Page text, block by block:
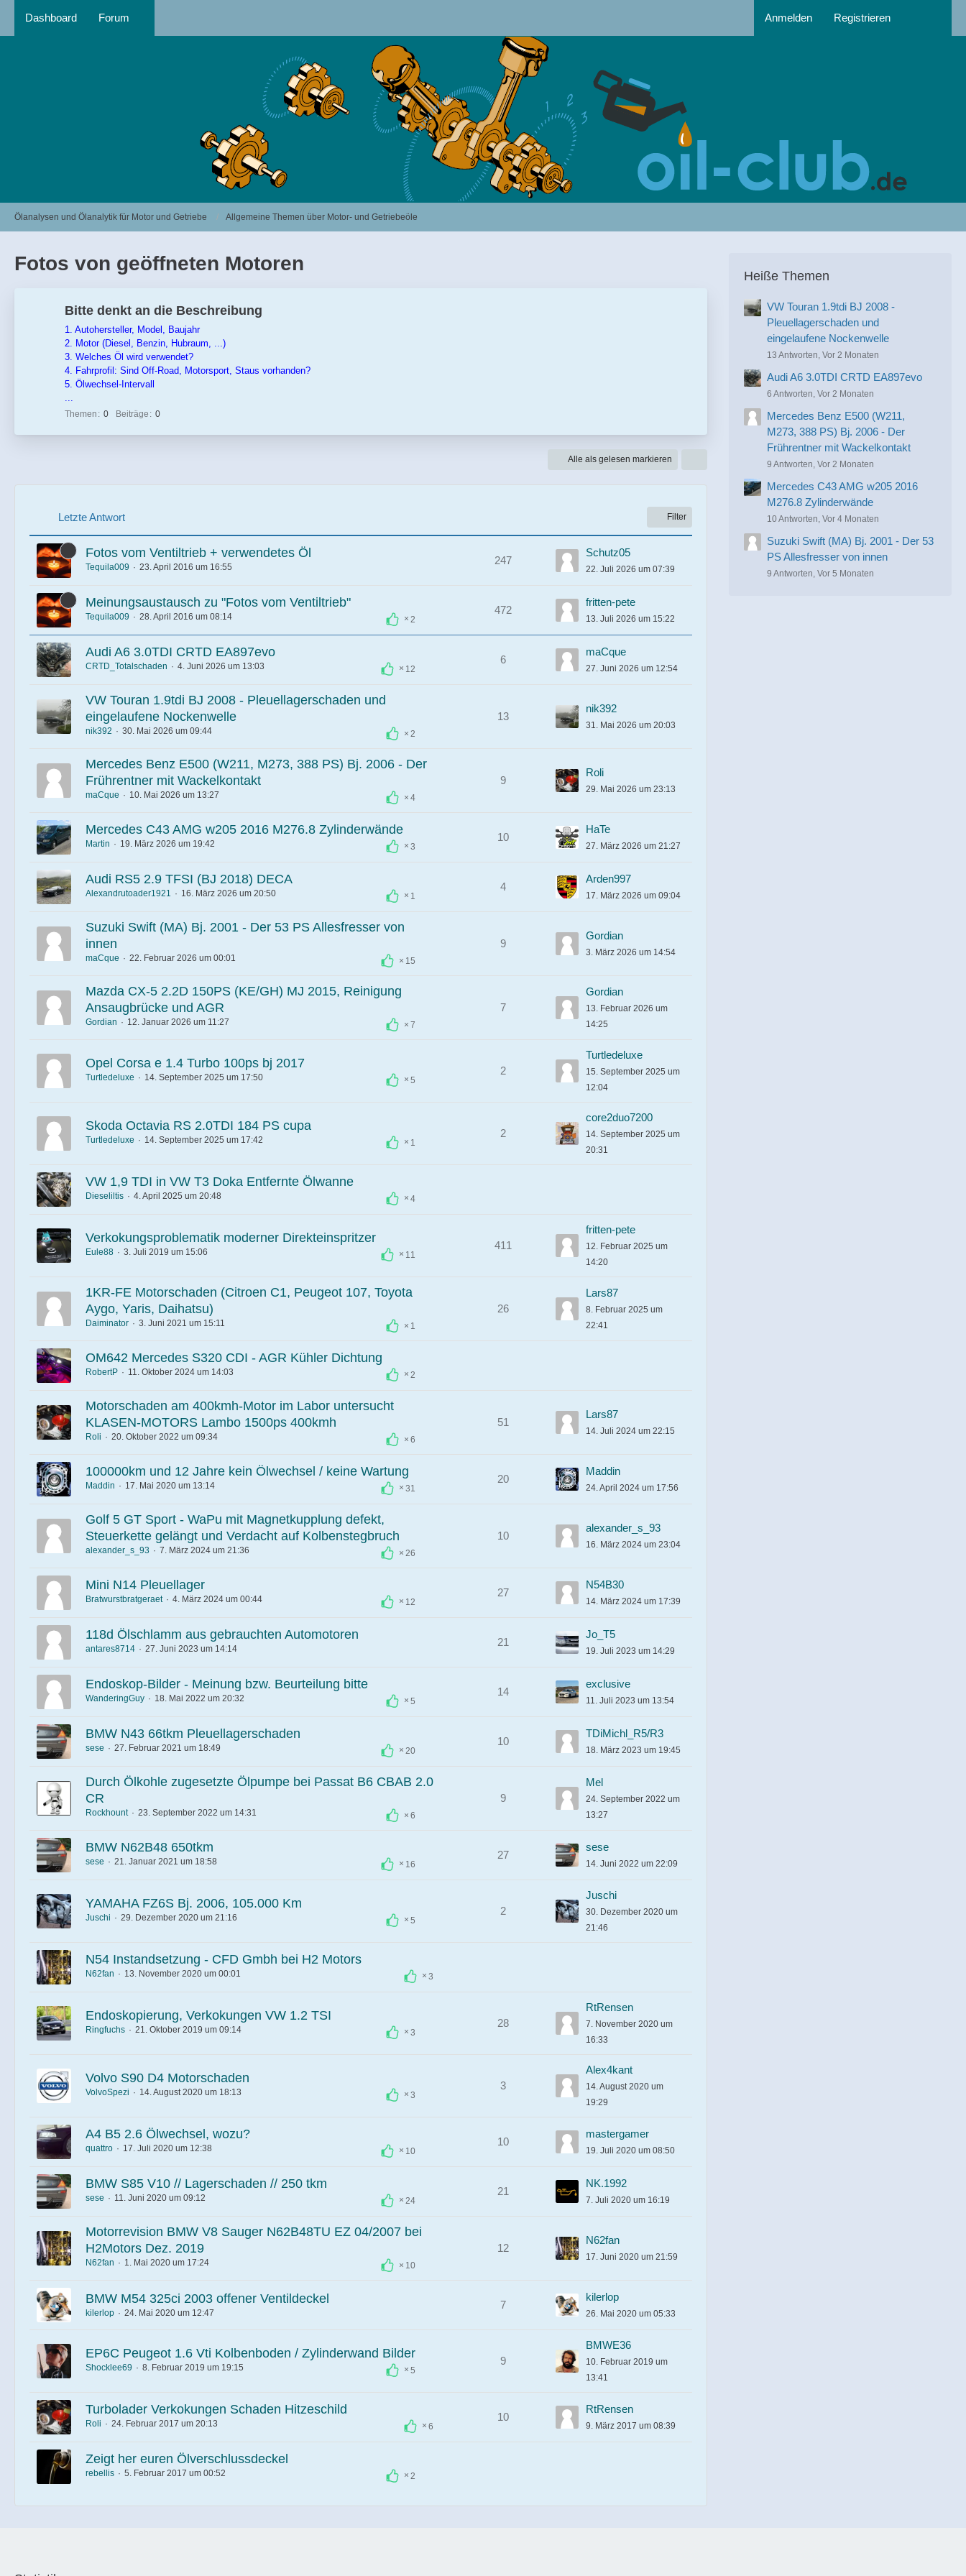
Dashboard Forum Anmelden Registrieren
Ölanalysen und Ölanalytik für Motor und Getriebe Allgemeine Themen über Motor- und Getriebeöle
Fotos von geöffneten Motoren
Bitte denkt an die Beschreibung
1. Autohersteller, Model, Baujahr
2. Motor (Diesel, Benzin, Hubraum, ...)
3. Welches Öl wird verwendet?
4. Fahrprofil: Sind Off-Road, Motorsport, Staus vorhanden?
5. Ölwechsel-Intervall
...
Themen 0 Beiträge 0
Alle als gelesen markieren
Letzte Antwort Filter
Fotos vom Ventiltrieb + verwendetes Öl
Tequila009 23. April 2016 um 16:55
247
Schutz05
22. Juli 2026 um 07:39
Meinungsaustausch zu "Fotos vom Ventiltrieb"
2
Tequila009 28. April 2016 um 08:14
472
fritten-pete
13. Juli 2026 um 15:22
Audi A6 3.0TDI CRTD EA897evo
12
CRTD_Totalschaden 4. Juni 2026 um 13:03
6
maCque
27. Juni 2026 um 12:54
VW Touran 1.9tdi BJ 2008 - Pleuellagerschaden und
eingelaufene Nockenwelle
2
nik392 30. Mai 2026 um 09:44
13
nik392
31. Mai 2026 um 20:03
Mercedes Benz E500 (W211, M273, 388 PS) Bj. 2006 - Der
Frührentner mit Wackelkontakt
4
maCque 10. Mai 2026 um 13:27
9
Roli
29. Mai 2026 um 23:13
Mercedes C43 AMG w205 2016 M276.8 Zylinderwände
3
Martin 19. März 2026 um 19:42
10
HaTe
27. März 2026 um 21:27
Audi RS5 2.9 TFSI (BJ 2018) DECA
1
Alexandrutoader1921 16. März 2026 um 20:50
4
Arden997
17. März 2026 um 09:04
Suzuki Swift (MA) Bj. 2001 - Der 53 PS Allesfresser von
innen
15
maCque 22. Februar 2026 um 00:01
9
Gordian
3. März 2026 um 14:54
Mazda CX-5 2.2D 150PS (KE/GH) MJ 2015, Reinigung
Ansaugbrücke und AGR
7
Gordian 12. Januar 2026 um 11:27
7
Gordian
13. Februar 2026 um
14:25
Opel Corsa e 1.4 Turbo 100ps bj 2017
5
Turtledeluxe 14. September 2025 um 17:50
2
Turtledeluxe
15. September 2025 um
12:04
Skoda Octavia RS 2.0TDI 184 PS cupa
1
Turtledeluxe 14. September 2025 um 17:42
2
core2duo7200
14. September 2025 um
20:31
VW 1,9 TDI in VW T3 Doka Entfernte Ölwanne
4
Dieseliltis 4. April 2025 um 20:48
Verkokungsproblematik moderner Direkteinspritzer
11
Eule88 3. Juli 2019 um 15:06
411
fritten-pete
12. Februar 2025 um
14:20
1KR-FE Motorschaden (Citroen C1, Peugeot 107, Toyota
Aygo, Yaris, Daihatsu)
1
Daiminator 3. Juni 2021 um 15:11
26
Lars87
8. Februar 2025 um
22:41
OM642 Mercedes S320 CDI - AGR Kühler Dichtung
2
RobertP 11. Oktober 2024 um 14:03
Motorschaden am 400kmh-Motor im Labor untersucht
KLASEN-MOTORS Lambo 1500ps 400kmh
6
Roli 20. Oktober 2022 um 09:34
51
Lars87
14. Juli 2024 um 22:15
100000km und 12 Jahre kein Ölwechsel / keine Wartung
31
Maddin 17. Mai 2020 um 13:14
20
Maddin
24. April 2024 um 17:56
Golf 5 GT Sport - WaPu mit Magnetkupplung defekt,
Steuerkette gelängt und Verdacht auf Kolbenstegbruch
26
alexander_s_93 7. März 2024 um 21:36
10
alexander_s_93
16. März 2024 um 23:04
Mini N14 Pleuellager
12
Bratwurstbratgeraet 4. März 2024 um 00:44
27
N54B30
14. März 2024 um 17:39
118d Ölschlamm aus gebrauchten Automotoren
antares8714 27. Juni 2023 um 14:14
21
Jo_T5
19. Juli 2023 um 14:29
Endoskop-Bilder - Meinung bzw. Beurteilung bitte
5
WanderingGuy 18. Mai 2022 um 20:32
14
exclusive
11. Juli 2023 um 13:54
BMW N43 66tkm Pleuellagerschaden
20
sese 27. Februar 2021 um 18:49
10
TDiMichl_R5/R3
18. März 2023 um 19:45
Durch Ölkohle zugesetzte Ölpumpe bei Passat B6 CBAB 2.0
CR
6
Rockhount 23. September 2022 um 14:31
9
Mel
24. September 2022 um
13:27
BMW N62B48 650tkm
16
sese 21. Januar 2021 um 18:58
27
sese
14. Juni 2022 um 22:09
YAMAHA FZ6S Bj. 2006, 105.000 Km
5
Juschi 29. Dezember 2020 um 21:16
2
Juschi
30. Dezember 2020 um
21:46
N54 Instandsetzung - CFD Gmbh bei H2 Motors
3
N62fan 13. November 2020 um 00:01
Endoskopierung, Verkokungen VW 1.2 TSI
3
Ringfuchs 21. Oktober 2019 um 09:14
28
RtRensen
7. November 2020 um
16:33
Volvo S90 D4 Motorschaden
3
VolvoSpezi 14. August 2020 um 18:13
3
Alex4kant
14. August 2020 um
19:29
A4 B5 2.6 Ölwechsel, wozu?
10
quattro 17. Juli 2020 um 12:38
10
mastergamer
19. Juli 2020 um 08:50
BMW S85 V10 // Lagerschaden // 250 tkm
24
sese 11. Juni 2020 um 09:12
21
NK.1992
7. Juli 2020 um 16:19
Motorrevision BMW V8 Sauger N62B48TU EZ 04/2007 bei
H2Motors Dez. 2019
10
N62fan 1. Mai 2020 um 17:24
12
N62fan
17. Juni 2020 um 21:59
BMW M54 325ci 2003 offener Ventildeckel
kilerlop 24. Mai 2020 um 12:47
7
kilerlop
26. Mai 2020 um 05:33
EP6C Peugeot 1.6 Vti Kolbenboden / Zylinderwand​ Bilder
5
Shocklee69 8. Februar 2019 um 19:15
9
BMWE36
10. Februar 2019 um
13:41
Turbolader Verkokungen Schaden Hitzeschild
6
Roli 24. Februar 2017 um 20:13
10
RtRensen
9. März 2017 um 08:39
Zeigt her euren Ölverschlussdeckel
2
rebellis 5. Februar 2017 um 00:52
Heiße Themen
VW Touran 1.9tdi BJ 2008 -
Pleuellagerschaden und
eingelaufene Nockenwelle
13 Antworten, Vor 2 Monaten
Audi A6 3.0TDI CRTD EA897evo
6 Antworten, Vor 2 Monaten
Mercedes Benz E500 (W211,
M273, 388 PS) Bj. 2006 - Der
Frührentner mit Wackelkontakt
9 Antworten, Vor 2 Monaten
Mercedes C43 AMG w205 2016
M276.8 Zylinderwände
10 Antworten, Vor 4 Monaten
Suzuki Swift (MA) Bj. 2001 - Der 53
PS Allesfresser von innen
9 Antworten, Vor 5 Monaten